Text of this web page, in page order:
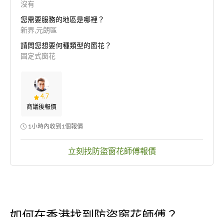
沒有
您需要服務的地區是哪裡？
新界,元朗區
請問您想要何種類型的窗花？
固定式窗花
4.7
商議後報價
1小時內收到1個報價
立刻找防盜窗花師傅報價